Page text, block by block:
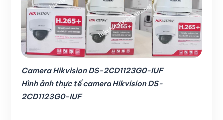
Camera Hikvision DS-2CD1123G0-IUF
Hình ảnh thực tế camera Hikvision DS-
2CD1123G0-IUF